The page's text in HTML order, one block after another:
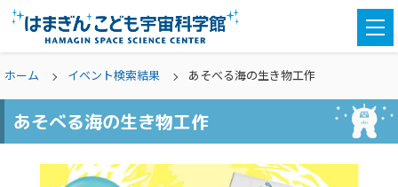
ホーム イベント検索結果 あそべる海の生き物工作
あそべる海の生き物工作